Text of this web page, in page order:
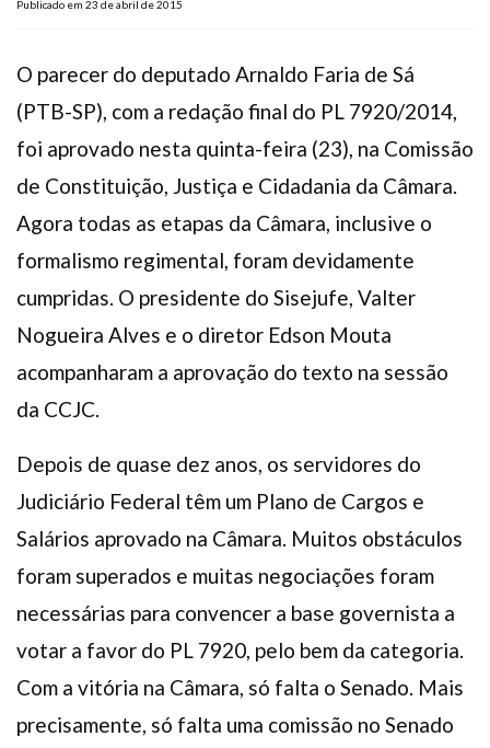
Publicado em 23 de abril de 2015
O parecer do deputado Arnaldo Faria de Sá
(PTB-SP), com a redação final do PL 7920/2014,
foi aprovado nesta quinta-feira (23), na Comissão
de Constituição, Justiça e Cidadania da Câmara.
Agora todas as etapas da Câmara, inclusive o
formalismo regimental, foram devidamente
cumpridas. O presidente do Sisejufe, Valter
Nogueira Alves e o diretor Edson Mouta
acompanharam a aprovação do texto na sessão
da CCJC.
Depois de quase dez anos, os servidores do
Judiciário Federal têm um Plano de Cargos e
Salários aprovado na Câmara. Muitos obstáculos
foram superados e muitas negociações foram
necessárias para convencer a base governista a
votar a favor do PL 7920, pelo bem da categoria.
Com a vitória na Câmara, só falta o Senado. Mais
precisamente, só falta uma comissão no Senado
Pós-graduação
FacebookInstagramTwitter YoutubeTikTok Whatsapp